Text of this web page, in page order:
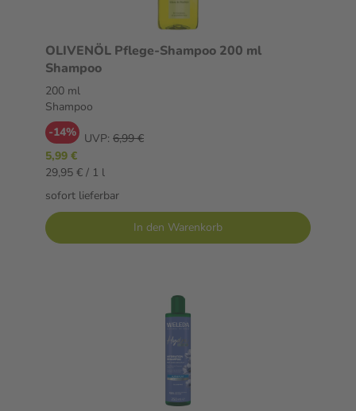
OLIVENÖL Pflege-Shampoo 200 ml
Shampoo
200 ml
Shampoo
-14% UVP: 6,99 €
5,99 €
29,95 € / 1 l
sofort lieferbar
In den Warenkorb